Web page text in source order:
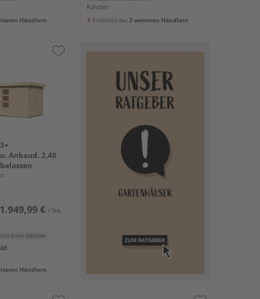
Händlern
Rahden
Erhältlich bei 3 weiteren Händlern
Anbaud. 2,40
1.949,99 € / Stk.
Ihren Händler
Händlern